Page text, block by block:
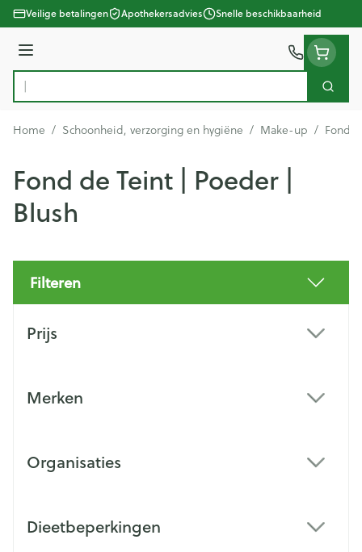
Ga naar de inhoud
Veilige betalingen Apothekersadvies Snelle beschikbaarheid
Menu
Product, merk, categorie...
Zoek
Home / Schoonheid, verzorging en hygiëne / Make-up / Fond
Fond de Teint | Poeder |
Blush
Filteren
Prijs
Merken
Organisaties
Dieetbeperkingen